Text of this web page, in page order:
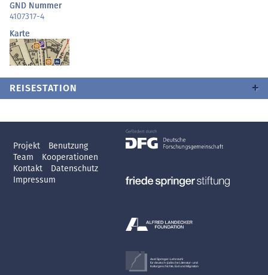
GND Nummer
4107317-4
Karte
REISESTATION
Projekt
Benutzung
Team
Kooperationen
Kontakt
Datenschutz
Impressum
Axel Springer-Lehrstuhl
für deutsch-jüdische Literatur- und
Kulturgeschichte, Exil und Migration